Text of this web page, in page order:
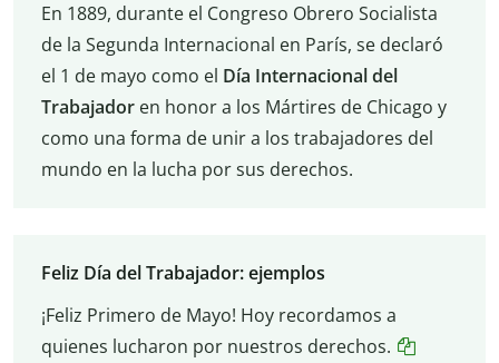
En 1889, durante el Congreso Obrero Socialista
de la Segunda Internacional en París, se declaró
el 1 de mayo como el Día Internacional del
Trabajadoren honor a los Mártires de Chicago y
como una forma de unir a los trabajadores del
mundo en la lucha por sus derechos.
Feliz Día del Trabajador: ejemplos
¡Feliz Primero de Mayo! Hoy recordamos a
quienes lucharon por nuestros derechos.